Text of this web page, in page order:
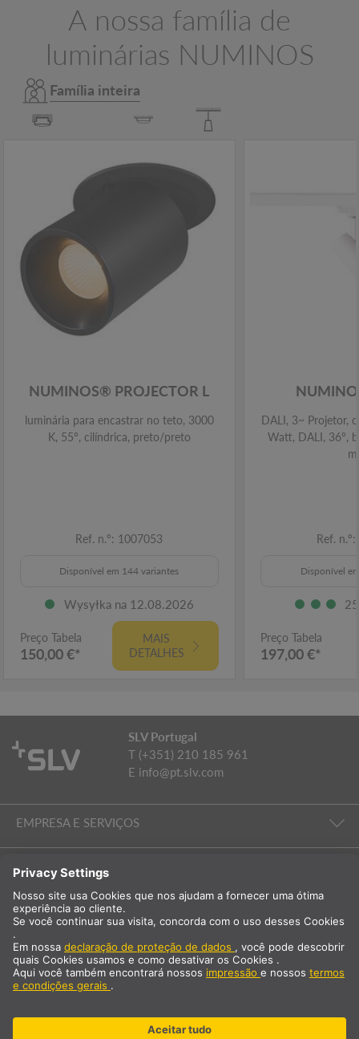
A nossa família de
luminárias NUMINOS
Família inteira
NUMINOS® PROJECTOR L
luminária para encastrar no teto, 3000
K, 55°, cilíndrica, preto/preto
Ref. n.º: 1007053
Disponível em 144 variantes
Wysyłka na 12.08.2026
Preço Tabela
150,00 €*
MAIS
DETALHES
DALI, 3~ Projetor,
Watt, DALI, 36°,
Ref.
Disponível
Preço Tabela
197,00 €*
SLV Portugal
T (+351) 210 185 961
E info@pt.slv.com
EMPRESA E SERVIÇOS
ILUMINAÇÃO DE SALAS
EMPRESA E SERVIÇOS
Internacional
PT
Portugal